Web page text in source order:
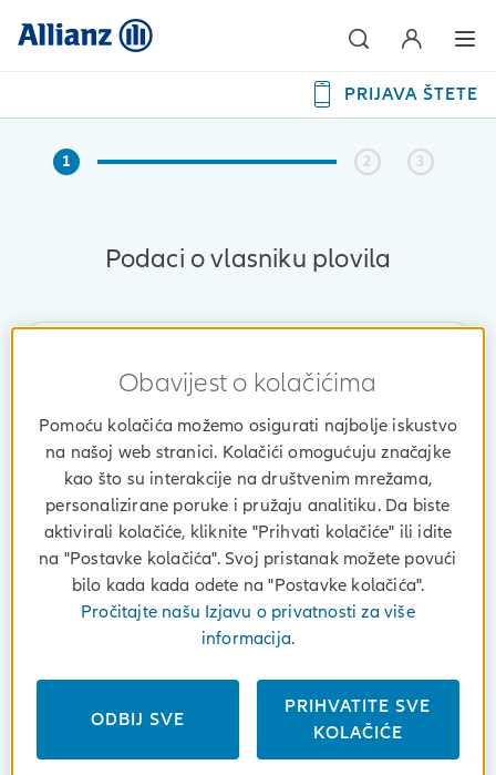
PRIJAVA ŠTETE
1 2 3
Podaci o vlasniku plovila
Molimo da ovdje unesete podatke
o osiguraniku.
Potreban vam je podatak o OIB-u.
Štetu prijavljujete kao fizička ili pravna
osoba
Fizička Pravna
Broj police osiguranja
Obavijest o kolačićima
Pomoću kolačića možemo osigurati najbolje iskustvo
na našoj web stranici. Kolačići omogućuju značajke
kao što su interakcije na društvenim mrežama,
personalizirane poruke i pružaju analitiku. Da biste
aktivirali kolačiće, kliknite "Prihvati kolačiće" ili idite
na "Postavke kolačića". Svoj pristanak možete povući
bilo kada kada odete na "Postavke kolačića".
Pročitajte našu Izjavu o privatnosti za više
informacija.
ODBIJ SVE
PRIHVATITE SVE
KOLAČIĆE